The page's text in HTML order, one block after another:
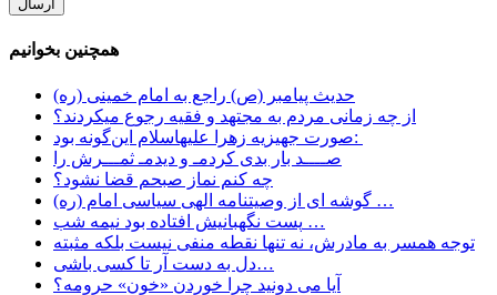
همچنین بخوانیم
حدیث پیامبر (ص) راجع به امام خمینی (ره)
از چه زمانی مردم به مجتهد و فقیه رجوع میکردند؟
صورت جهیزیه زهرا علیهاسلام این‌گونه بود:
صــــد بار بدی کردمـ و دیدمـ ثمـــرش را
چه کنم نماز صبحم قضا نشود؟
گوشه ای از وصیتنامه الهی سیاسی امام (ره) …
پست نگهبانیش افتاده بود نیمه شب …
توجه همسر به مادرش، نه تنها نقطه منفی نیست بلکه مثبته
دل به دست آر تا كسی باشی…
آیا می دونید چرا خوردن «خون» حرومه؟